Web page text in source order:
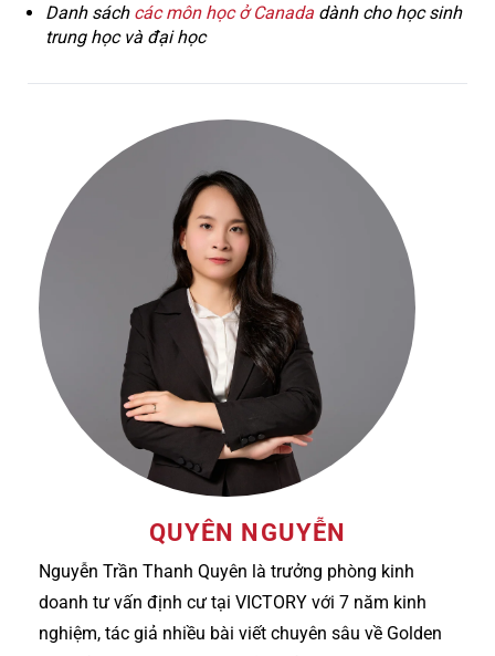
Danh sách các môn học ở Canadadành cho học sinh
trung học và đại học
QUYÊN NGUYỄN
Nguyễn Trần Thanh Quyên là trưởng phòng kinh
doanh tư vấn định cư tại VICTORY với 7 năm kinh
nghiệm, tác giả nhiều bài viết chuyên sâu về Golden